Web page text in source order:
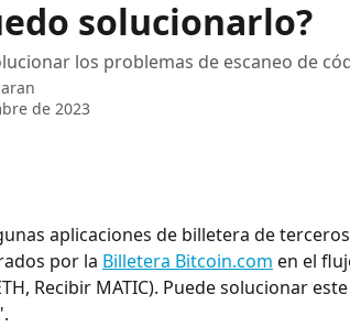
solucionarlo?
los problemas de escaneo de
de 2023
aplicaciones de billetera de
por la Billetera Bitcoin.com en el
Recibir MATIC). Puede solucionar